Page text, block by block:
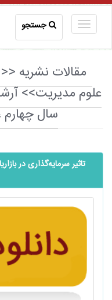
جستجو
مقالات نشریه
سال چهارم ،
تاثیر سرمایه‌گذاری در